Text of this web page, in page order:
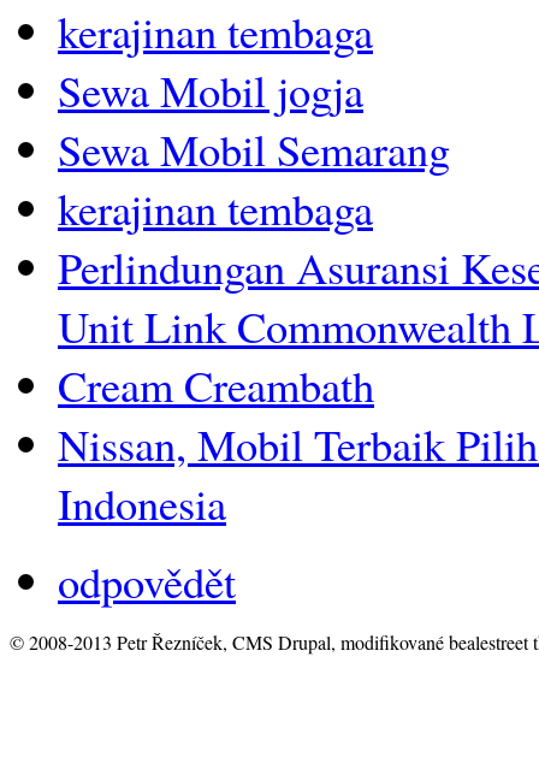
kerajinan tembaga
Sewa Mobil jogja
Sewa Mobil Semarang
kerajinan tembaga
Perlindungan Asuransi
Unit Link Commonwealth
Cream Creambath
Nissan, Mobil Terbaik
Indonesia
odpovědět
© 2008-2013 Petr Řezníček, CMS Drupal, modifikované bealestreet